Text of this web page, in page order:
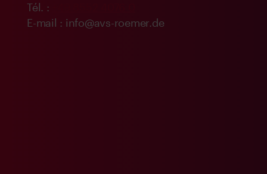
Tél. :
E-mail : info@avs-roemer.de